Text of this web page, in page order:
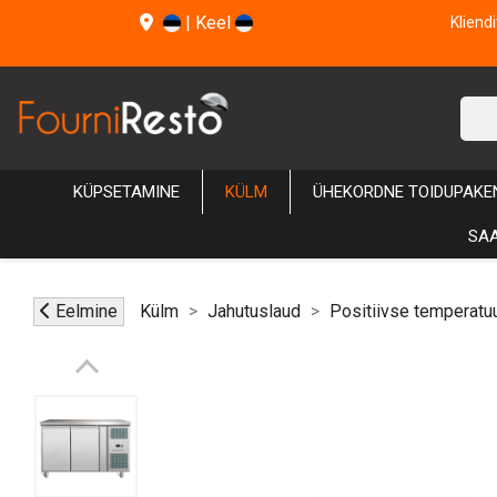
| Keel
KÜPSETAMINE KÜLM ÜHEKORDNE
Eelmine Külm Jahutuslaud Positiivse